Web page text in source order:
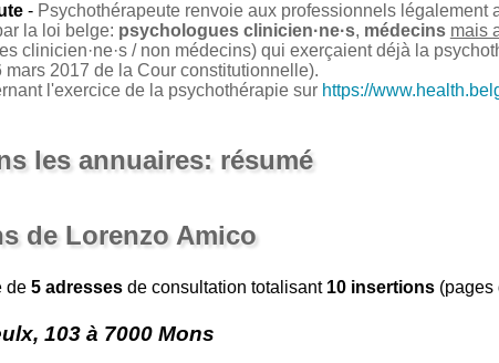
- Psychothérapeute renvoie aux professionnels légalement
la loi belge: psychologues clinicien·ne·s, médecins mais
clinicien·ne·s / non médecins) qui exerçaient déjà la
mars 2017 de la Cour constitutionnelle).
l'exercice de la psychothérapie sur https://
les annuaires: résumé
de Lorenzo Amico
de 5 adressesde consultation totalisant 10 insertions(pages
103 à 7000 Mons